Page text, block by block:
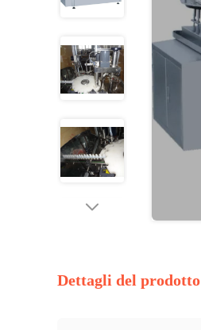
Dettagli del prodotto